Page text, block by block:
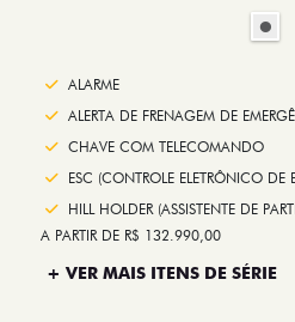
ALARME
ALERTA DE FRENAGEM DE
CHAVE COM TELECOMANDO
ESC (CONTROLE ELETRÔNICO DE
HILL HOLDER (ASSISTENTE DE
A PARTIR DE R$ 132.990,00
+ VER MAIS ITENS DE SÉRIE